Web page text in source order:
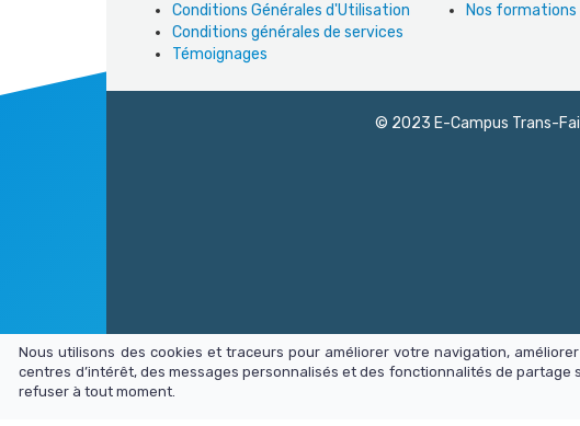
Conditions Générales d'Utilisation
Conditions générales de services
Témoignages
Nos
© 2023 E-Campus Trans-
Nous utilisons des cookies et traceurs pour améliorer votre navigation,
centres d’intérêt, des messages personnalisés et des fonctionnalités de
refuser à tout moment.